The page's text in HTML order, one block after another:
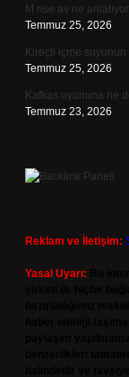
M rise av ne
Temmuz 25, 2026
Kireçli içme suyunun
Temmuz 25, 2026
Kafkas oyununa ne
Temmuz 23, 2026
Reklam ve İletişim:
Yasal Uyarı: